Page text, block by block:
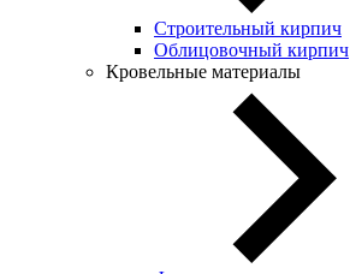
Строительный кирпич
Облицовочный кирпич
Кровельные материалы